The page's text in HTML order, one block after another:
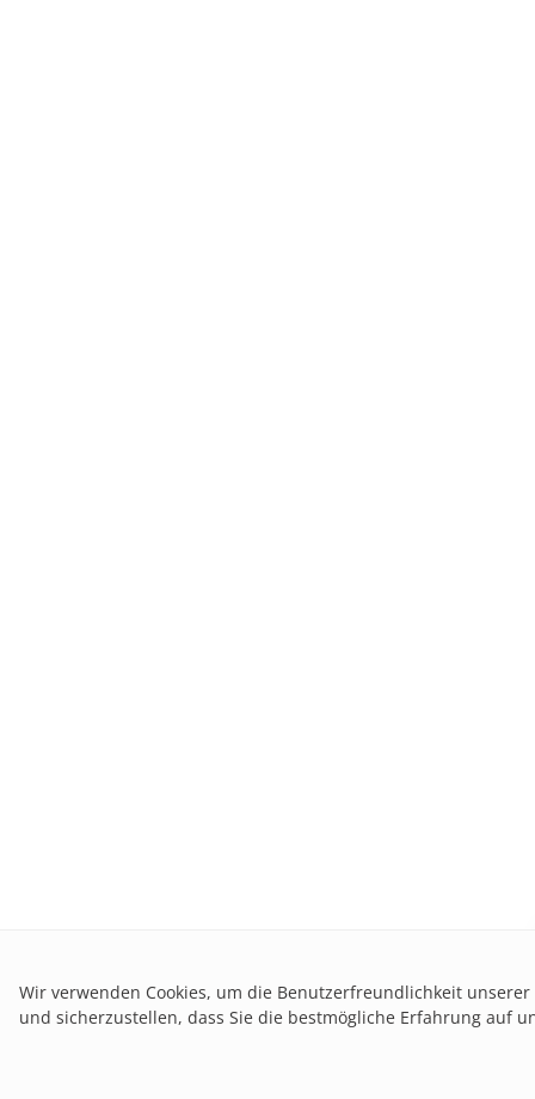
Wir verwenden Cookies, um die Benutzerfreundlichkeit
und sicherzustellen, dass Sie die bestmögliche Erfahrung auf